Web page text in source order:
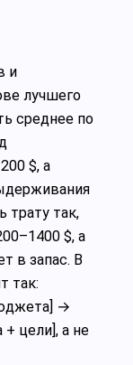
и
лучшего
среднее по
$, а
трату так,
$, а
в запас. В
так:
→
цели], а не